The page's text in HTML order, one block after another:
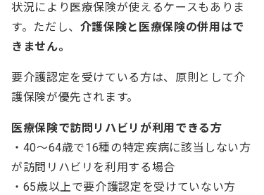
状況により医療保険が使えるケースもありま
す。ただし、 介護保険と医療保険の併用はで
きません。
要介護認定を受けている方は、原則として介
護保険が優先されます。
医療保険で訪問リハビリが利用できる方
・40〜64歳で16種の特定疾病に該当しない方
が訪問リハビリを利用する場合
・65歳以上で要介護認定を受けていない方